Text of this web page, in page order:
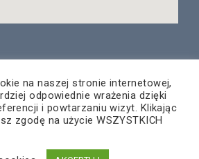
2020 – PNT Rzeszów
zastrzeżone
ZETO-RZESZÓW Sp. z o.o.
na naszej stronie internetowej,
odpowiednie wrażenia dzięki
i powtarzaniu wizyt. Klikając
zgodę na użycie WSZYSTKICH